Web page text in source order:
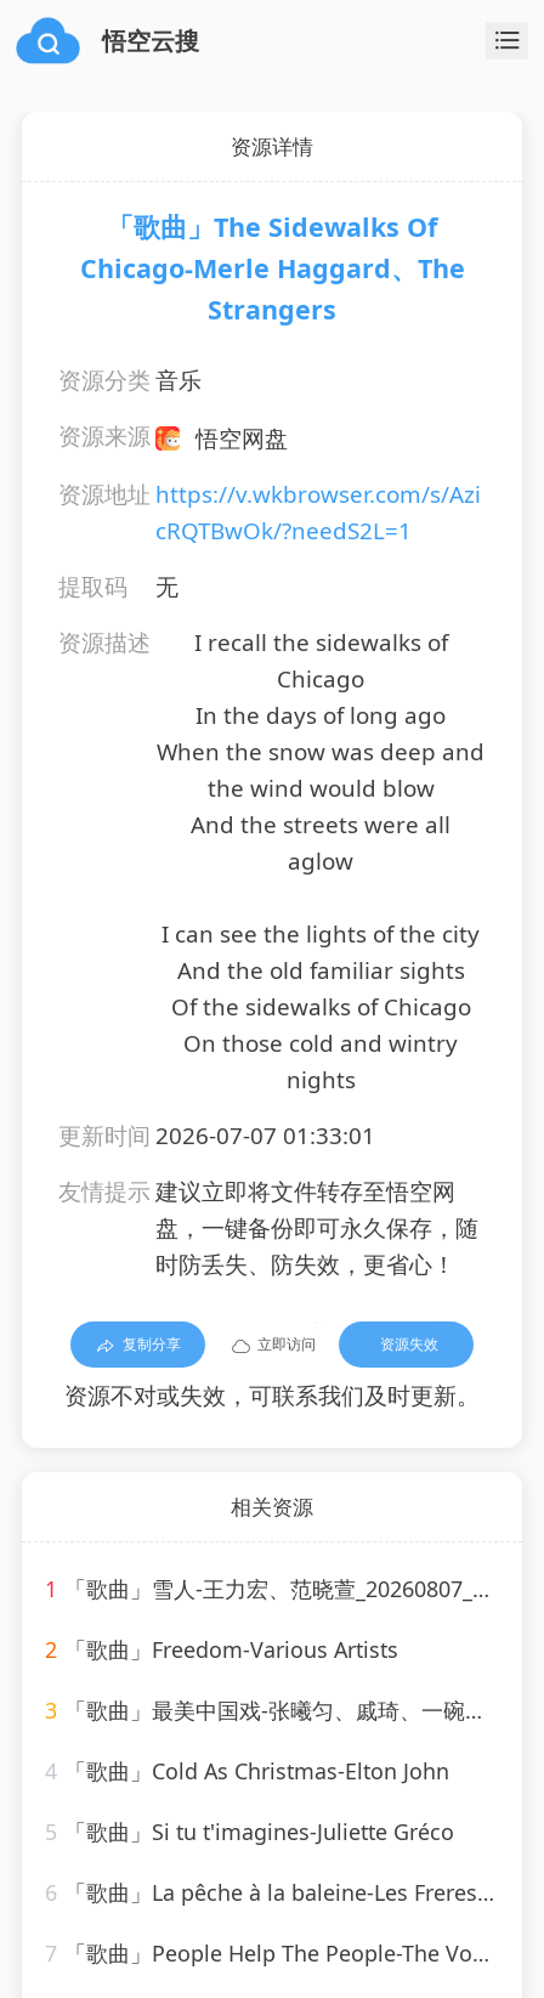
悟空云搜
资源详情
「歌曲」The Sidewalks Of
Chicago-Merle Haggard、The
Strangers
资源分类音乐
资源来源
悟空网盘
资源地址 https://v.wkbrowser.com/s/Azi
cRQTBwOk/?needS2L=1
提取码
无
资源描述
I recall the sidewalks of
Chicago
In the days of long ago
When the snow was deep and
the wind would blow
And the streets were all
aglow
I can see the lights of the city
And the old familiar sights
Of the sidewalks of Chicago
On those cold and wintry
nights
更新时间 2026-07-07 01:33:01
友情提示建议立即将文件转存至悟空网
盘，一键备份即可永久保存，随
时防丢失、防失效，更省心！
复制分享 立即访问 资源失效
资源不对或失效，可联系我们及时更新。
相关资源
1 「歌曲」雪人-王力宏、范晓萱_20260807_130607
2 「歌曲」Freedom-Various Artists
3 「歌曲」最美中国戏-张曦匀、戚琦、一碗麟犀
4 「歌曲」Cold As Christmas-Elton John
5 「歌曲」Si tu t'imagines-Juliette Gréco
6 「歌曲」La pêche à la baleine-Les Freres Jacques
7 「歌曲」People Help The People-The Vocal Masters